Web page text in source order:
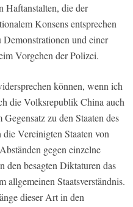
Haftanstalten, die der
Konsens entsprechen
und einer
Vorgehen der Polizei.
können, wenn ich
die Volksrepublik China auch
zu den Staaten des
Vereinigten Staaten von
gegen einzelne
den besagten Diktaturen das
allgemeinen Staatsverständnis.
dieser Art in den